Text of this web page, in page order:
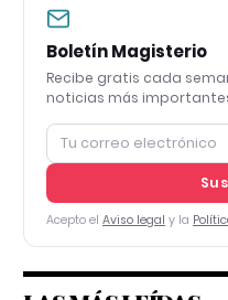
Boletín Magisterio
Recibe gratis cada
noticias más
Acepto el Aviso legal y la